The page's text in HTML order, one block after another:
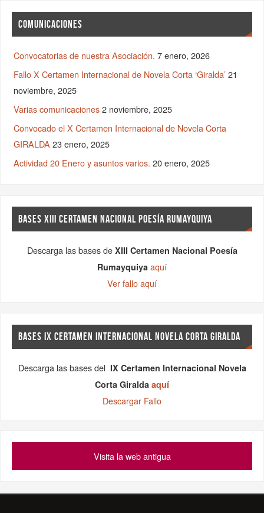
COMUNICACIONES
Convocatorias de nuestra Asociación. 7 enero, 2026
Fallo X Certamen Internacional de Novela Corta ‘Giralda’ 21
noviembre, 2025
Varias comunicaciones 2 noviembre, 2025
Convocado el X Certamen Internacional de Novela Corta
GIRALDA 23 enero, 2025
Actividad 20 Enero y asuntos varios. 20 enero, 2025
BASES XIII CERTAMEN NACIONAL POESÍA RUMAYQUIYA
Descarga las bases de XIII Certamen Nacional Poesía
Rumayquiya aquí
Ver fallo aquí
BASES IX CERTAMEN INTERNACIONAL NOVELA CORTA GIRALDA
Descarga las bases del IX Certamen Internacional Novela
Corta Giralda aquí
Descargar Fallo
Visita la web antigua